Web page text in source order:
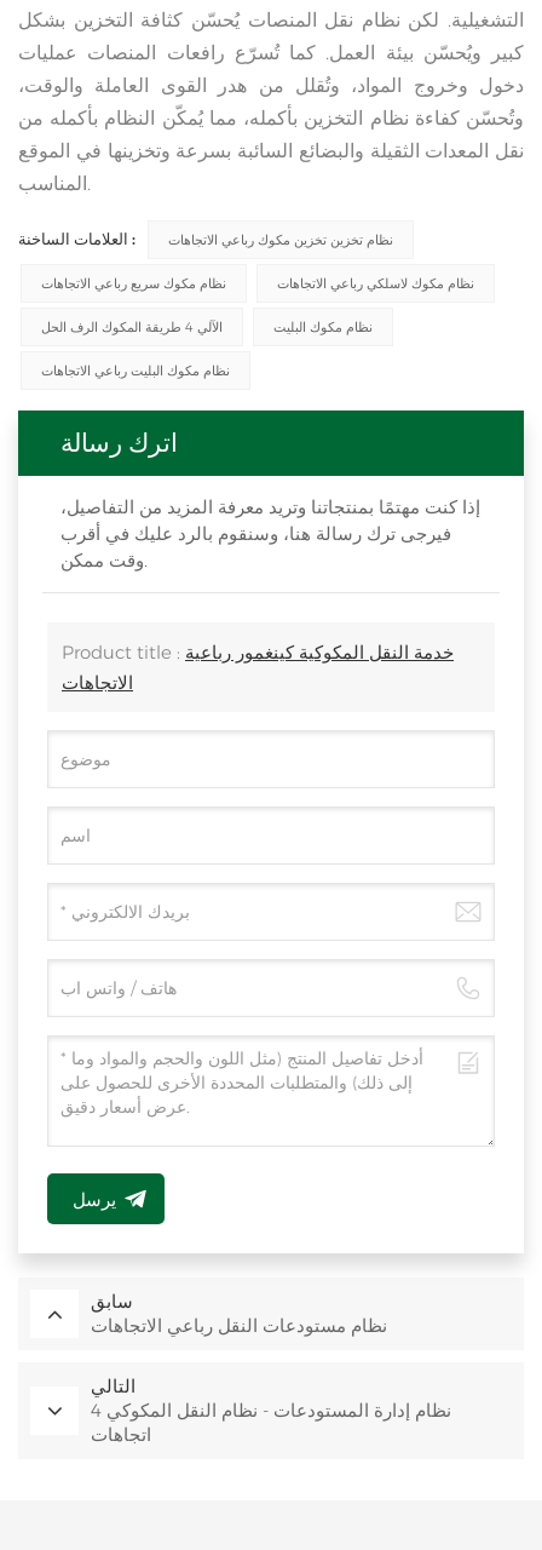
التشغيلية. لكن نظام نقل المنصات يُحسّن كثافة التخزين بشكل
كبير ويُحسّن بيئة العمل. كما تُسرّع رافعات المنصات عمليات
دخول وخروج المواد، وتُقلل من هدر القوى العاملة والوقت،
وتُحسّن كفاءة نظام التخزين بأكمله، مما يُمكّن النظام بأكمله من
نقل المعدات الثقيلة والبضائع السائبة بسرعة وتخزينها في الموقع
المناسب.
العلامات الساخنة : نظام تخزين تخزين مكوك رباعي الاتجاهات
نظام مكوك سريع رباعي الاتجاهات نظام مكوك لاسلكي رباعي الاتجاهات
الآلي 4 طريقة المكوك الرف الحل نظام مكوك البليت
نظام مكوك البليت رباعي الاتجاهات
اترك رسالة
إذا كنت مهتمًا بمنتجاتنا وتريد معرفة المزيد من التفاصيل،
فيرجى ترك رسالة هنا، وسنقوم بالرد عليك في أقرب
وقت ممكن.
Product title : خدمة النقل المكوكية كينغمور رباعية
الاتجاهات
يرسل
سابق
نظام مستودعات النقل رباعي الاتجاهات
التالي
نظام إدارة المستودعات - نظام النقل المكوكي 4
اتجاهات